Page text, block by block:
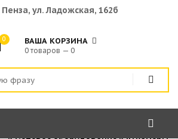
Пенза, ул. Ладожская, 162б
0 ВАША КОРЗИНА
0 товаров — 0
Компьютерная техника